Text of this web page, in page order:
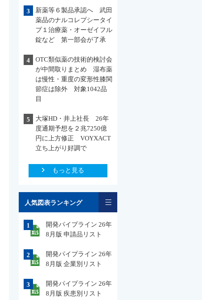
3
新薬等６製品承認へ 武田
薬品のナルコレプシータイ
プ１治療薬・オーゼイフル
錠など 第一部会が了承
4
OTC類似薬の技術的検討会
が中間取りまとめ 湿布薬
は慢性・重度の変形性膝関
節症は除外 対象1042品
目
5
大塚HD・井上社長 26年
度通期予想を２兆7250億
円に上方修正 VOYXACT
立ち上がり好調で
もっと見る
人気図表ランキング
1
開発パイプライン 26年
8月版 申請品リスト
2
開発パイプライン 26年
8月版 企業別リスト
3
開発パイプライン 26年
8月版 疾患別リスト